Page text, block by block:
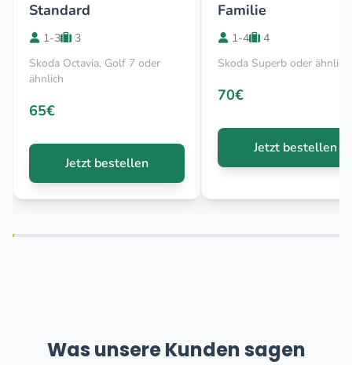
Standard
1-3
3
Skoda Octavia, Golf 7 oder
ähnlich
65€
Jetzt bestellen
Familie
1-4
4
Skoda Superb oder ähnlich
70€
Jetzt bestellen
Was unsere Kunden sagen